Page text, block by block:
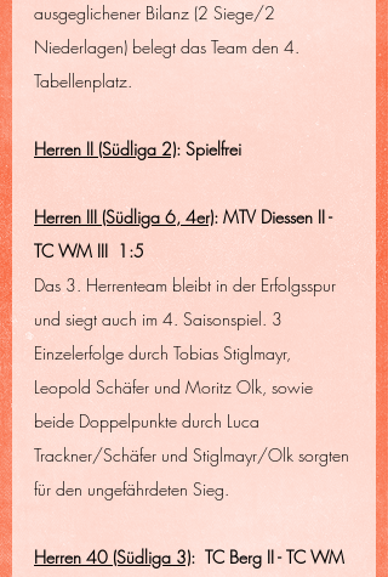
ausgeglichener Bilanz (2 Siege/2
Niederlagen) belegt das Team den 4.
Tabellenplatz.
Herren II (Südliga 2): Spielfrei
Herren III (Südliga 6, 4er): MTV Diessen II -
TC WM III  1:5
Das 3. Herrenteam bleibt in der Erfolgsspur
und siegt auch im 4. Saisonspiel. 3
Einzelerfolge durch Tobias Stiglmayr,
Leopold Schäfer und Moritz Olk, sowie
beide Doppelpunkte durch Luca
Trackner/Schäfer und Stiglmayr/Olk sorgten
für den ungefährdeten Sieg.
Herren 40 (Südliga 3):  TC Berg II - TC WM